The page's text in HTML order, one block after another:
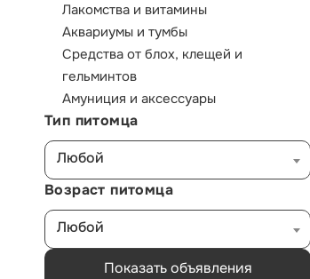
Лакомства и витамины
Аквариумы и тумбы
Средства от блох, клещей и
гельминтов
Амуниция и аксессуары
Тип питомца
Любой
Возраст питомца
Любой
Показать объявления